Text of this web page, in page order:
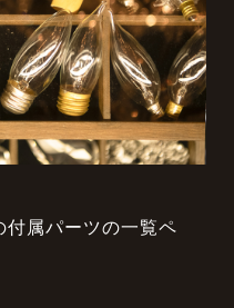
属パーツの一覧ペ